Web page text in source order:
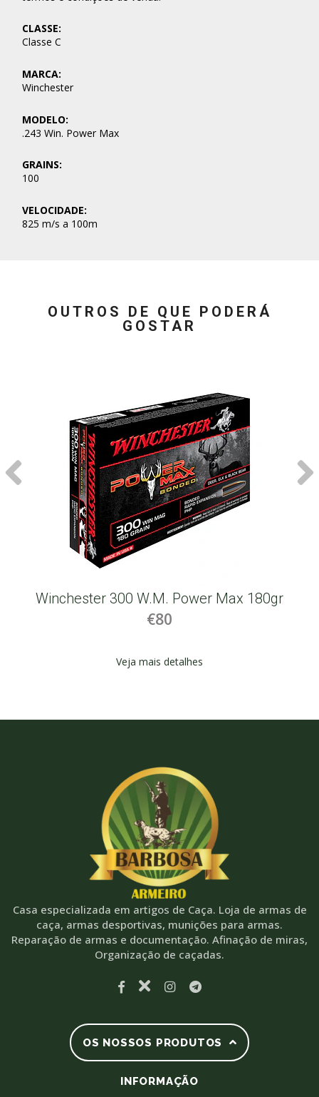
CLASSE:
Classe C
MARCA:
Winchester
MODELO:
.243 Win. Power Max
GRAINS:
100
VELOCIDADE:
825 m/s a 100m
OUTROS DE QUE PODERÁ
GOSTAR
Winchester 300 W.M. Power Max 180gr
€80
Veja mais detalhes
Casa especializada em artigos de Caça. Loja de armas de
caça, armas desportivas, munições para armas.
Reparação de armas e documentação. Afinação de miras,
Organização de caçadas.
OS NOSSOS PRODUTOS
INFORMAÇÃO